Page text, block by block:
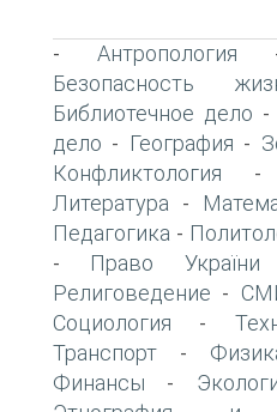
- Антропология
Безопасность
Библиотечное дело -
дело - География -
Конфликтология
Литература -
Педагогика -
- Право України
Религоведение -
Социология -
Транспорт -
Финансы -